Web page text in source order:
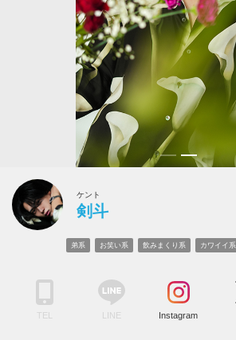
ケント
剣斗
弟系 お笑い系 飲みまくり系 カワイイ系
TEL LINE Instagram